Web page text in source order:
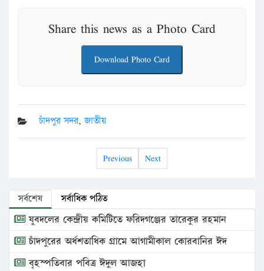
Share this news as a Photo Card
Download Photo Card
চাঁদপুর সদর,জাতীয়
Previous Next
সর্বশেষ সর্বাধিক পঠিত
যুবদলের কেন্দ্রীয় কমিটিতে ফরিদগঞ্জের তারেকুর রহমান
চাঁদপুরের অর্ধশতাধিক গ্রামে আগামীকাল কোরবানির ঈদ
বৃহস্পতিবার পবিত্র ঈদুল আজহা